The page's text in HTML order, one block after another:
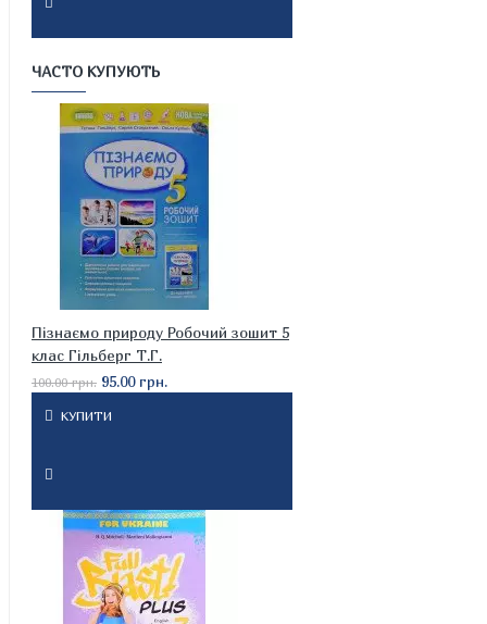
ЧАСТО КУПУЮТЬ
Пізнаємо природу Робочий зошит 5
клас Гільберг Т.Г.
100.00 грн. 95.00 грн.
КУПИТИ